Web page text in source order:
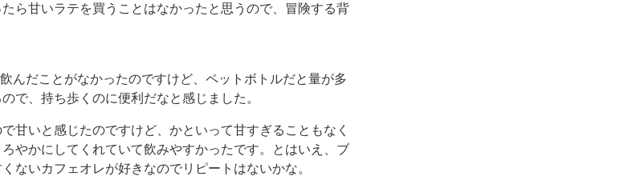
ら甘いラテを買うことはなかったと思うので、冒険する背
んだことがなかったのですけど、ペットボトルだと量が多
で、持ち歩くのに便利だなと感じました。
甘いと感じたのですけど、かといって甘すぎることもなく
やかにしてくれていて飲みやすかったです。とはいえ、ブ
ないカフェオレが好きなのでリピートはないかな。